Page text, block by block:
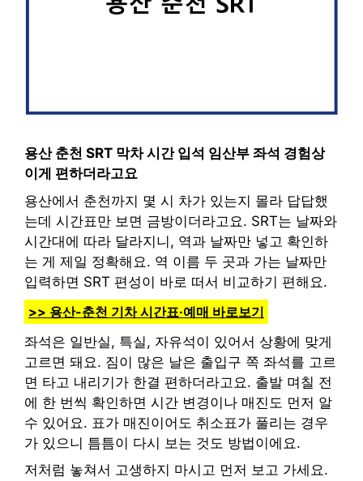
용산 춘천 SRT 막차 시간 입석 임산부 좌석 경험상
이게 편하더라고요
용산에서 춘천까지 몇 시 차가 있는지 몰라 답답했
는데 시간표만 보면 금방이더라고요. SRT는 날짜와
시간대에 따라 달라지니, 역과 날짜만 넣고 확인하
는 게 제일 정확해요. 역 이름 두 곳과 가는 날짜만
입력하면 SRT 편성이 바로 떠서 비교하기 편해요.
>> 용산-춘천 기차 시간표·예매 바로보기
좌석은 일반실, 특실, 자유석이 있어서 상황에 맞게
고르면 돼요. 짐이 많은 날은 출입구 쪽 좌석를 고르
면 타고 내리기가 한결 편하더라고요. 출발 며칠 전
에 한 번씩 확인하면 시간 변경이나 매진도 먼저 알
수 있어요. 표가 매진이어도 취소표가 풀리는 경우
가 있으니 틈틈이 다시 보는 것도 방법이에요.
저처럼 놓쳐서 고생하지 마시고 먼저 보고 가세요.